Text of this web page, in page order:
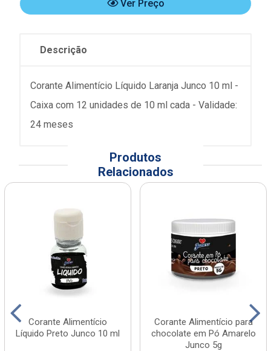
Ver Preço
Descrição
Corante Alimentício Líquido Laranja Junco 10 ml -
Caixa com 12 unidades de 10 ml cada - Validade:
24 meses
Produtos
Relacionados
Corante Alimentício
Líquido Preto Junco 10 ml
Corante Alimentício para
chocolate em Pó Amarelo
Junco 5g